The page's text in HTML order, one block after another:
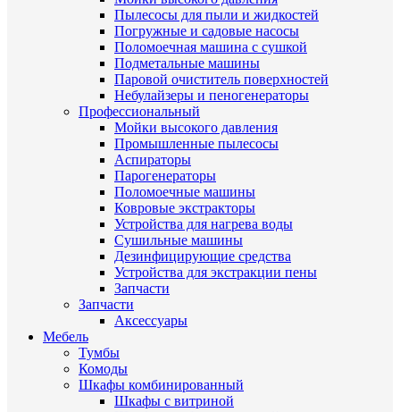
Пылесосы для пыли и жидкостей
Погружные и садовые насосы
Поломоечная машина с сушкой
Подметальные машины
Паровой очиститель поверхностей
Небулайзеры и пеногенераторы
Профессиональный
Мойки высокого давления
Промышленные пылесосы
Аспираторы
Парогенераторы
Поломоечные машины
Ковровые экстракторы
Устройства для нагрева воды
Сушильные машины
Дезинфицирующие средства
Устройства для экстракции пены
Запчасти
Запчасти
Аксессуары
Мебель
Тумбы
Комоды
Шкафы комбинированный
Шкафы с витриной